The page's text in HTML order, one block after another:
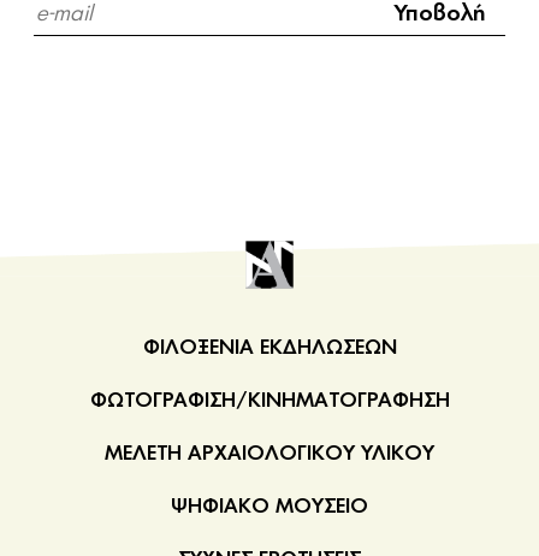
ονόματα κάποιων καλλιτεχνών που λάξευσαν τις
ΦΙΛΟΞΕΝΙΑ ΕΚΔΗΛΩΣΕΩΝ
ΦΩΤΟΓΡΑΦΙΣΗ/ΚΙΝΗΜΑΤΟΓΡΑΦΗΣΗ
ΜΕΛΕΤΗ ΑΡΧΑΙΟΛΟΓΙΚΟΥ ΥΛΙΚΟΥ
ΨΗΦΙΑΚΟ ΜΟΥΣΕΙΟ